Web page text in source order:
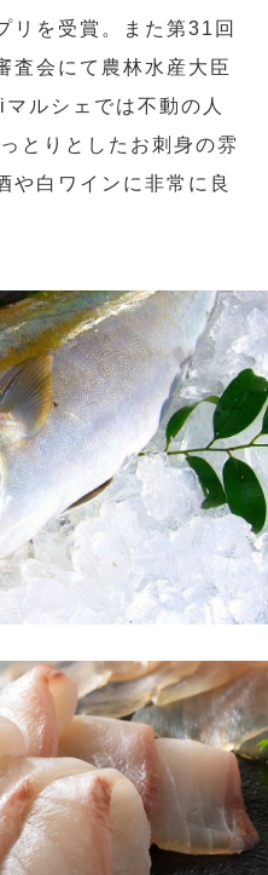
リを受賞。また第31回
査会にて農林水産大臣
ルシェでは不動の人
とりとしたお刺身の雰
や白ワインに非常に良